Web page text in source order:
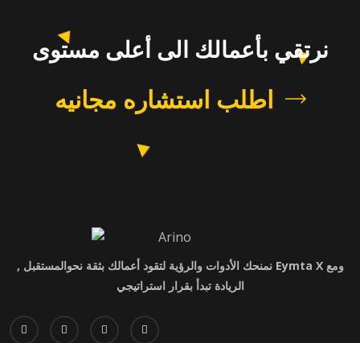
نرتقي بأعمالك الى أعلى مستوى
اطلب استشاره مجانيه
ومع Eymta X نمنحك الأدوات والرؤية لتقود أعمالك بثقة نحوالمستقبل ,
الريادة تبدأ بقرار استراتيجي